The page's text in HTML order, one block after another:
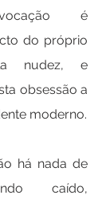
é
do próprio
nudez, e
obsessão a
moderno.
há nada de
caído,